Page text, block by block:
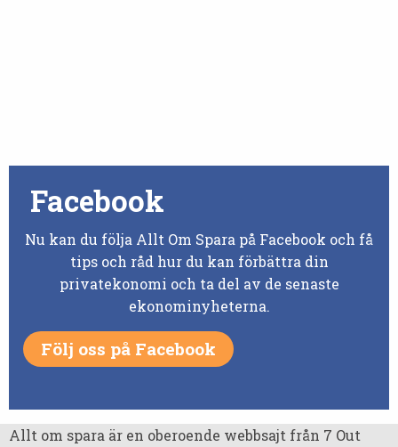
Facebook
Nu kan du följa Allt Om Spara på Facebook och få
tips och råd hur du kan förbättra din
privatekonomi och ta del av de senaste
ekonominyheterna.
Följ oss på Facebook
Allt om spara är en oberoende webbsajt från 7 Out